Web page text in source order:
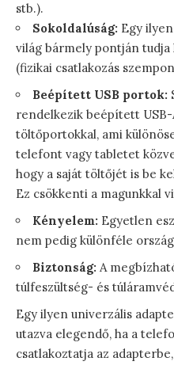
stb.).
Sokoldalúság: Egy
világ bármely pontján tudja
(fizikai csatlakozás
Beépített USB portok:
rendelkezik beépített
töltőportokkal, ami
telefont vagy tabletet
hogy a saját töltőjét is be
Ez csökkenti a magunkkal
Kényelem: Egyetlen
nem pedig különféle
Biztonság: A
túlfeszültség- és
Egy ilyen univerzális
utazva elegendő, ha a
csatlakoztatja az